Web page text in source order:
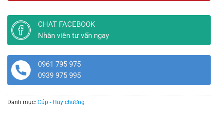
CHAT FACEBOOK
Nhân viên tư vấn ngay
0961 795 975
0939 975 995
Danh mục: Cúp - Huy chương